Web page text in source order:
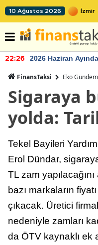
10 Ağustos 2026
22:26 2026 Haziran
FinansTaksi Eko Gündem
Sigaraya
yolda:
Tekel Bayileri
Erol Dündar,
TL zam
bazı markaların
çıkacak. Üretici
nedeniyle zamları
da ÖTV kaynaklı ek